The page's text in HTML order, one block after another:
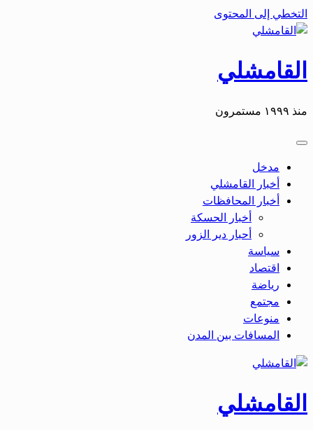
التخطي إلى المحتوى
القامشلي
منذ ١٩٩٩ مستمرون
مدخل
أخبار القامشلي
أخبار المحافظات
أخبار الحسكة
أحبار دير الزور
سياسة
اقتصاد
رياضة
مجتمع
منوعات
المسافات بين المدن
القامشلي